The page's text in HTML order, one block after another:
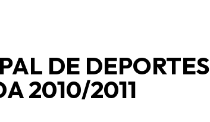
DE DEPORTES
2010/2011